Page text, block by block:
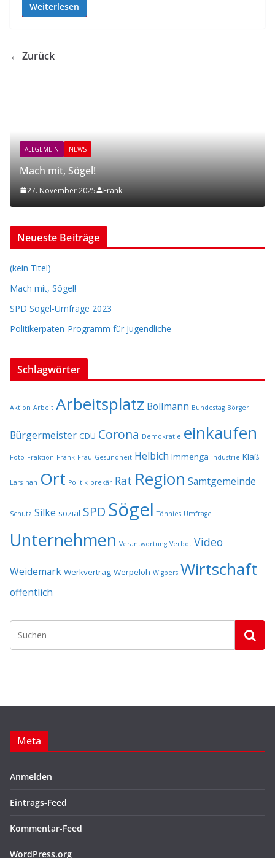
Weiterlesen
← Zurück
ALLGEMEIN NEWS
Mach mit, Sögel!
27. November 2025 Frank
Neueste Beiträge
(kein Titel)
Mach mit, Sögel!
SPD Sögel-Umfrage 2023
Politikerpaten-Programm für Jugendliche
Schlagwörter
Aktion Arbeit Arbeitsplatz Bollmann Bundestag Börger
Bürgermeister CDU Corona Demokratie einkaufen
Foto Fraktion Frank Frau Gesundheit Helbich Immenga Industrie Klaß
Lars nah Ort Politik prekär Rat Region Samtgemeinde
Schutz Silke sozial SPD Sögel Tönnies Umfrage
Unternehmen Verantwortung Verbot Video
Weidemark Werkvertrag Werpeloh Wigbers Wirtschaft
öffentlich
Meta
Anmelden
Eintrags-Feed
Kommentar-Feed
WordPress.org